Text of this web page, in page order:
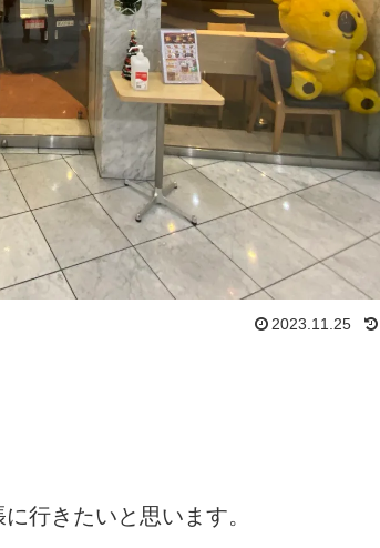
2023.11.25
行きたいと思います。